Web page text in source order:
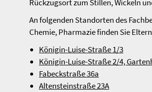
Rückzugsort zum Stillen, Wickeln
An folgenden Standorten des
Chemie, Pharmazie finden Sie
Königin-Luise-Straße 1/3
Königin-Luise-Straße 2/4,
Fabeckstraße 36a
Altensteinstraße 23A